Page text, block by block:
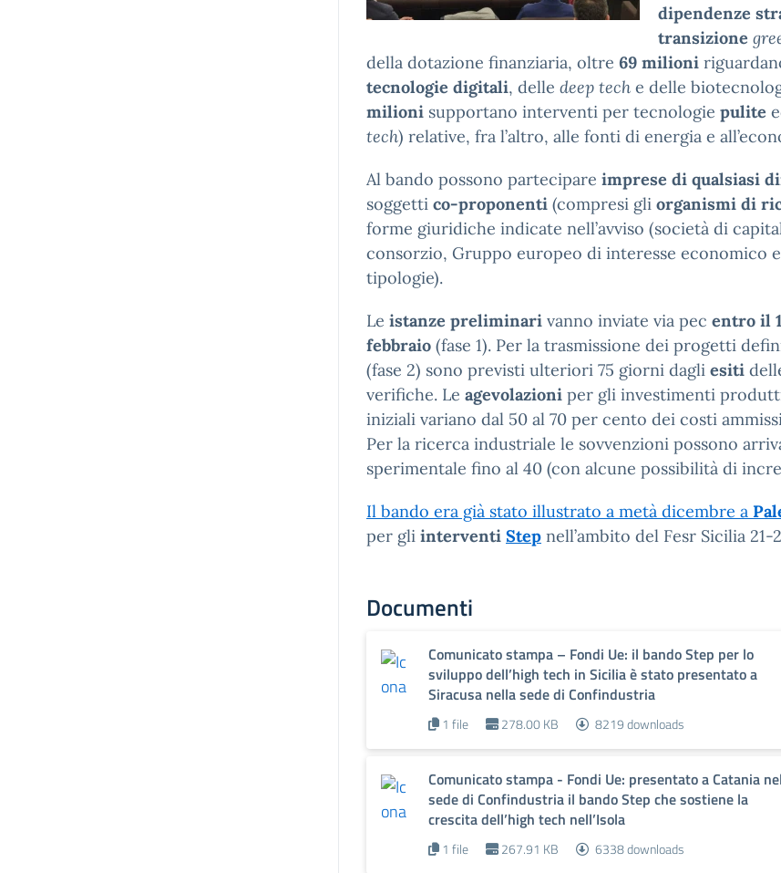
dipendenze
transizione
della dotazione finanziaria, oltre 69 milioni
tecnologie digitali, delle deep tech e delle
milioni supportano interventi per tecnologie pulite
tech) relative, fra l’altro, alle fonti di energia e
Al bando possono partecipare imprese di qualsiasi
soggetti co-proponenti (compresi gli organismi di
forme giuridiche indicate nell’avviso (società di
consorzio, Gruppo europeo di interesse economico
tipologie).
Le istanze preliminari vanno inviate via pec entro il
febbraio (fase 1). Per la trasmissione dei progetti
(fase 2) sono previsti ulteriori 75 giorni dagli esiti
verifiche. Le agevolazioni per gli investimenti
iniziali variano dal 50 al 70 per cento dei costi
Per la ricerca industriale le sovvenzioni possono
sperimentale fino al 40 (con alcune possibilità di
Il bando era già stato illustrato a metà dicembre a
per gli interventi Step nell’ambito del Fesr Sicilia 21-
Documenti
Comunicato stampa – Fondi Ue: il bando Step per lo
sviluppo dell’high tech in Sicilia è stato presentato a
Siracusa nella sede di Confindustria
1 file 278.00 KB 8219 downloads
Comunicato stampa - Fondi Ue: presentato a Catania
sede di Confindustria il bando Step che sostiene la
crescita dell’high tech nell’Isola
1 file 267.91 KB 6338 downloads